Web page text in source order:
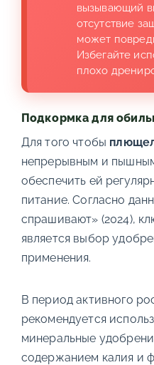
вызывающий
отсутствие
может
Избегайте
плохо
Подкормка для
Для того чтобы
непрерывным и
обеспечить ей
питание. Согласно
спрашивают» (2024),
является выбор
применения.
В период активного
рекомендуется
минеральные
содержанием калия и